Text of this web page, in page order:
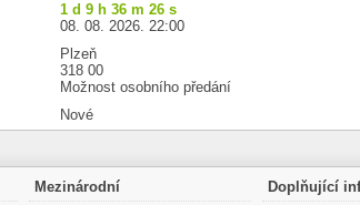
1 d 9 h 36 m 25 s
08. 08. 2026. 22:00
Plzeň
318 00
Možnost osobního předání
Nové
Mezinárodní
Doplňující